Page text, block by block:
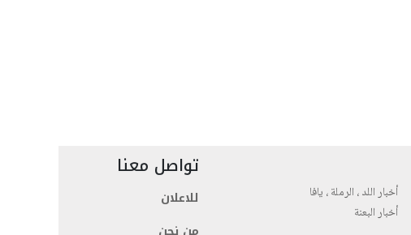
أخبار اللد ، الرملة ، يافا
أخبار البعنة
تواصل معنا
للاعلان